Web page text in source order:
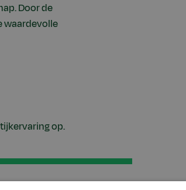
Door de
waardevolle
op.